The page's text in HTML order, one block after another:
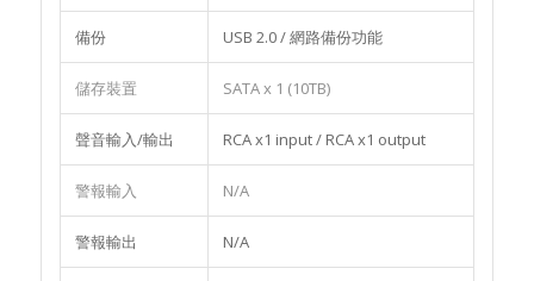
備份 USB 2.0 / 網路備份功能
儲存裝置 SATA x 1 (10TB)
聲音輸入/輸出 RCA x1 input / RCA x1 output
警報輸入 N/A
警報輸出 N/A